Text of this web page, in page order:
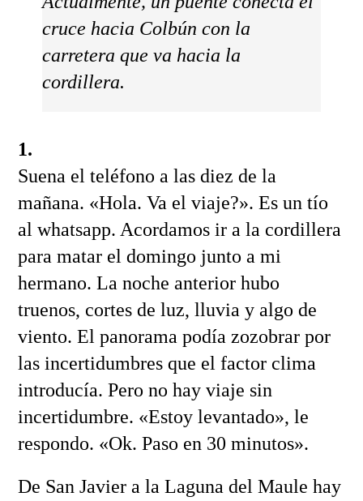
cruce hacia Colbún con la
carretera que va hacia la
cordillera.
1.
Suena el teléfono a las diez de la
mañana. «Hola. Va el viaje?». Es un tío
al whatsapp. Acordamos ir a la cordillera
para matar el domingo junto a mi
hermano. La noche anterior hubo
truenos, cortes de luz, lluvia y algo de
viento. El panorama podía zozobrar por
las incertidumbres que el factor clima
introducía. Pero no hay viaje sin
incertidumbre. «Estoy levantado», le
respondo. «Ok. Paso en 30 minutos».
De San Javier a la Laguna del Maule hay